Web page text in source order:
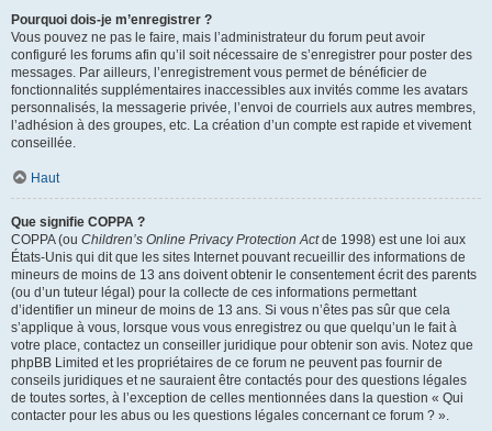
Pourquoi dois-je m’enregistrer ?
Vous pouvez ne pas le faire, mais l’administrateur du forum peut avoir
configuré les forums afin qu’il soit nécessaire de s’enregistrer pour poster des
messages. Par ailleurs, l’enregistrement vous permet de bénéficier de
fonctionnalités supplémentaires inaccessibles aux invités comme les avatars
personnalisés, la messagerie privée, l’envoi de courriels aux autres membres,
l’adhésion à des groupes, etc. La création d’un compte est rapide et vivement
conseillée.
Haut
Que signifie COPPA ?
COPPA (ou Children’s Online Privacy Protection Actde 1998) est une loi aux
États-Unis qui dit que les sites Internet pouvant recueillir des informations de
mineurs de moins de 13 ans doivent obtenir le consentement écrit des parents
(ou d’un tuteur légal) pour la collecte de ces informations permettant
d’identifier un mineur de moins de 13 ans. Si vous n’êtes pas sûr que cela
s’applique à vous, lorsque vous vous enregistrez ou que quelqu’un le fait à
votre place, contactez un conseiller juridique pour obtenir son avis. Notez que
phpBB Limited et les propriétaires de ce forum ne peuvent pas fournir de
conseils juridiques et ne sauraient être contactés pour des questions légales
de toutes sortes, à l’exception de celles mentionnées dans la question « Qui
contacter pour les abus ou les questions légales concernant ce forum ? ».